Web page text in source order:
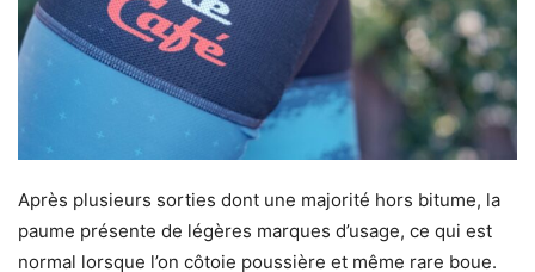
Après plusieurs sorties dont une majorité hors bitume, la
paume présente de légères marques d’usage, ce qui est
normal lorsque l’on côtoie poussière et même rare boue.